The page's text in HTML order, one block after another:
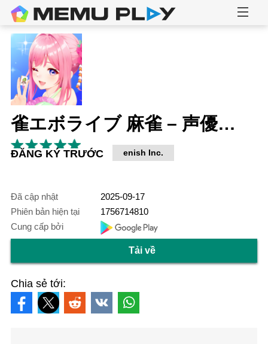
雀エボライブ 麻雀 – 声優×VTuber対局
ĐĂNG KÝ TRƯỚC enish Inc.
Đã cập nhật
2025-09-17
Phiên bản hiện tại
1756714810
Cung cấp bởi
Tải về
Chia sẻ tới: